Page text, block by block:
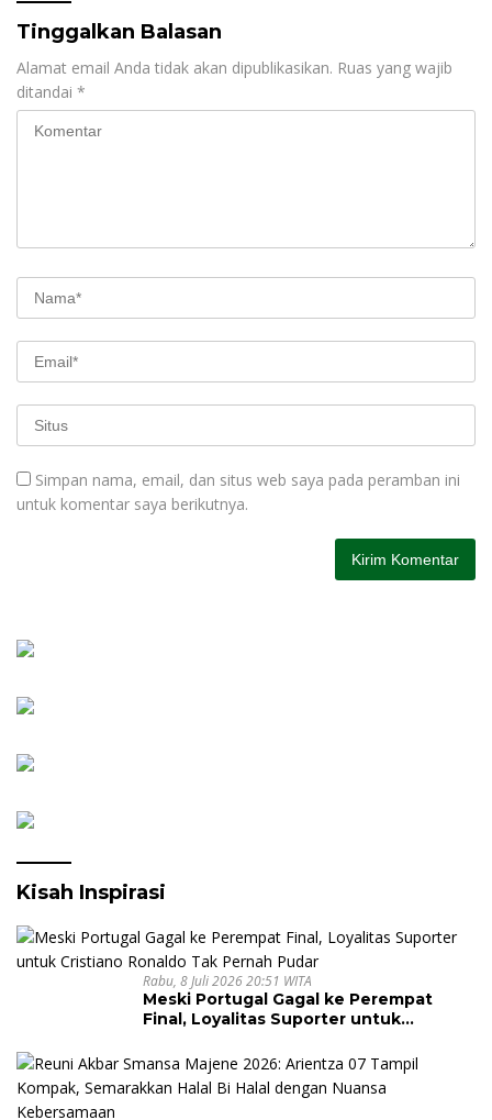
Tinggalkan Balasan
Alamat email Anda tidak akan dipublikasikan. Ruas yang wajib
ditandai *
Simpan nama, email, dan situs web saya pada peramban ini
untuk komentar saya berikutnya.
Kisah Inspirasi
Rabu, 8 Juli 2026 20:51 WITA
Meski Portugal Gagal ke Perempat
Final, Loyalitas Suporter untuk